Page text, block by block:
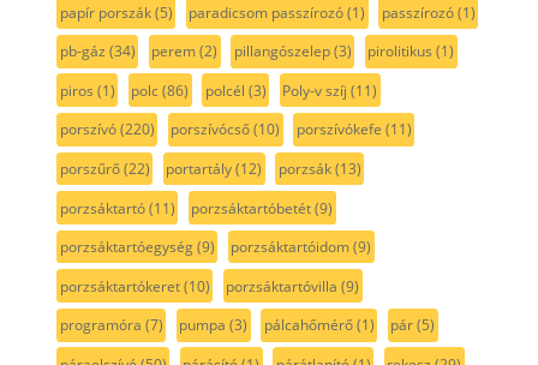
papír porszák(5) paradicsom passzírozó(1) passzírozó(1)
pb-gáz (34) perem(2) pillangószelep(3) pirolitikus (1)
piros (1) polc(86) polcél (3) Poly-v szíj (11)
porszívó(220) porszívócső(10) porszívókefe (11)
porszűrő(22) portartály(12) porzsák(13)
porzsáktartó(11) porzsáktartóbetét(9)
porzsáktartóegység(9) porzsáktartóidom(9)
porzsáktartókeret(10) porzsáktartóvilla (9)
programóra (7) pumpa (3) pálcahőmérő(1) pár(5)